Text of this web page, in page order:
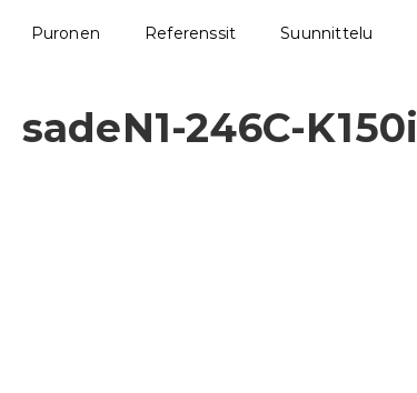
Puronen Referenssit Suunnittelu
sadeN1-246C-K150i